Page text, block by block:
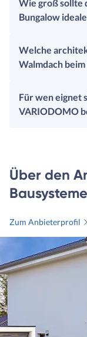
Wie groß sollte
Bungalow
Welche
Walmdach
Für wen eignet
VARIODOMO
Über den
Bausysteme
Zum Anbieterprofil